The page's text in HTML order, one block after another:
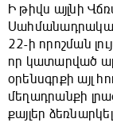
Ի թիվս այլնի
22-ի որոշման
որ կատարված
օրենսգրքի այլ
մեղադրանքի
քայլեր